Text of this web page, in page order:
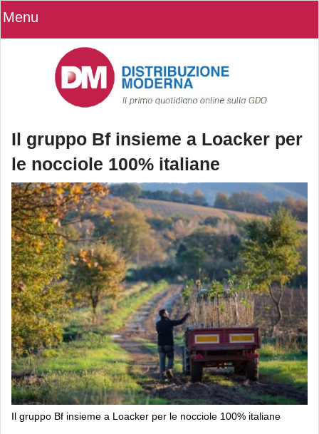
Menu
Il gruppo Bf insieme a Loacker per
le nocciole 100% italiane
Il gruppo Bf insieme a Loacker per le nocciole 100% italiane